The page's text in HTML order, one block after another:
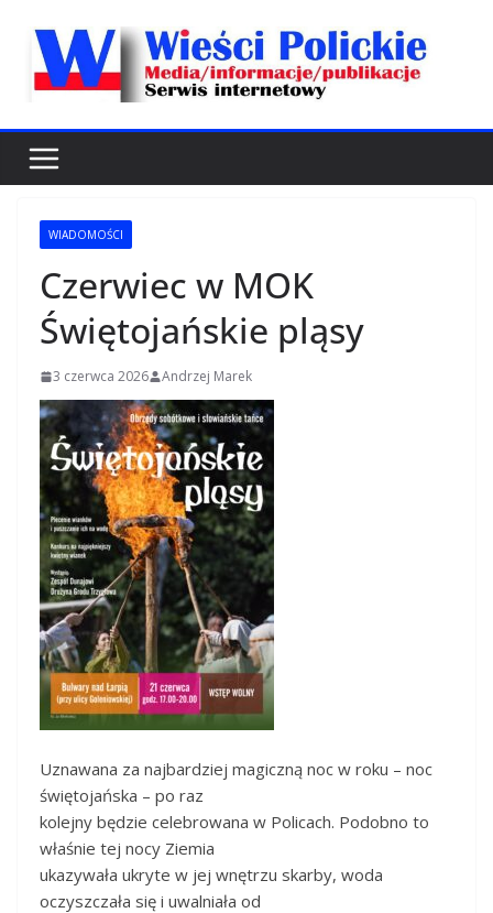
WIADOMOŚCI
Czerwiec w MOK
Świętojańskie pląsy
3 czerwca 2026 Andrzej Marek
Uznawana za najbardziej magiczną noc w roku – noc
świętojańska – po raz
kolejny będzie celebrowana w Policach. Podobno to
właśnie tej nocy Ziemia
ukazywała ukryte w jej wnętrzu skarby, woda
oczyszczała się i uwalniała od